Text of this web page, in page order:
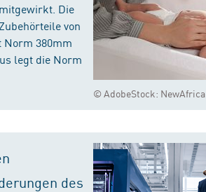
© AdobeStock: NewAfrica
Die
von
380mm
legt die Norm
des